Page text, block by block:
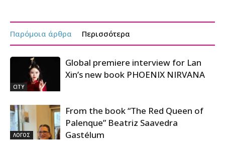
Παρόμοια άρθρα Περισσότερα
CITY
Global premiere interview for Lan
Xin’s new book PHOENIX NIRVANA
ΛΟΓΟΣ
From the book “The Red Queen of
Palenque” Beatriz Saavedra
Gastélum